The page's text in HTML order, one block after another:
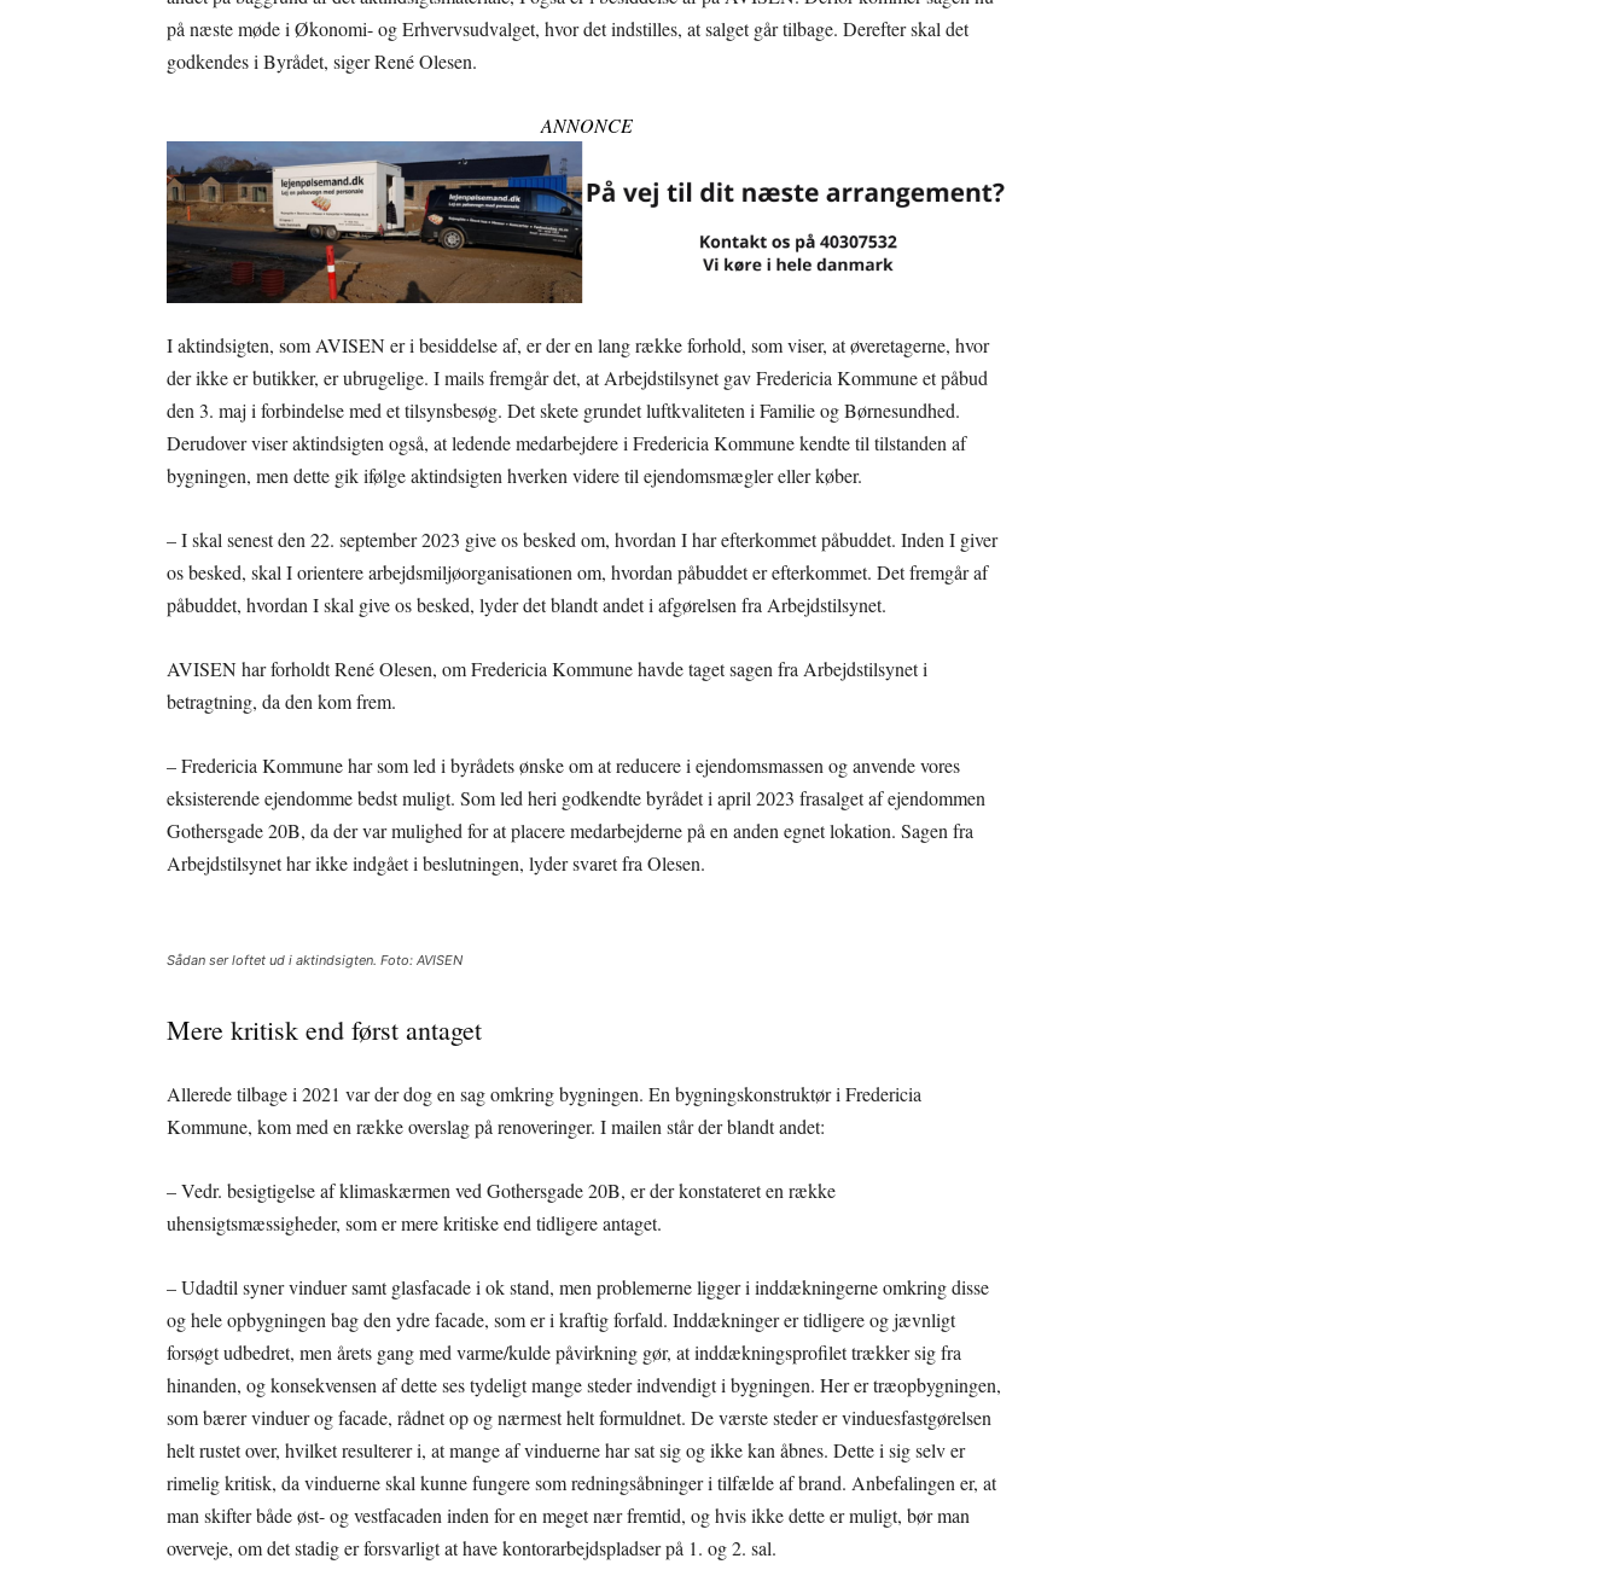
på næste møde i Økonomi- og Erhvervsudvalget, hvor det indstilles, at salget går tilbage. Derefter skal det
godkendes i Byrådet, siger René Olesen.
ANNONCE
I aktindsigten, som AVISEN er i besiddelse af, er der en lang række forhold, som viser, at øveretagerne, hvor
der ikke er butikker, er ubrugelige. I mails fremgår det, at Arbejdstilsynet gav Fredericia Kommune et påbud
den 3. maj i forbindelse med et tilsynsbesøg. Det skete grundet luftkvaliteten i Familie og Børnesundhed.
Derudover viser aktindsigten også, at ledende medarbejdere i Fredericia Kommune kendte til tilstanden af
bygningen, men dette gik ifølge aktindsigten hverken videre til ejendomsmægler eller køber.
– I skal senest den 22. september 2023 give os besked om, hvordan I har efterkommet påbuddet. Inden I giver
os besked, skal I orientere arbejdsmiljøorganisationen om, hvordan påbuddet er efterkommet. Det fremgår af
påbuddet, hvordan I skal give os besked, lyder det blandt andet i afgørelsen fra Arbejdstilsynet.
AVISEN har forholdt René Olesen, om Fredericia Kommune havde taget sagen fra Arbejdstilsynet i
betragtning, da den kom frem.
– Fredericia Kommune har som led i byrådets ønske om at reducere i ejendomsmassen og anvende vores
eksisterende ejendomme bedst muligt. Som led heri godkendte byrådet i april 2023 frasalget af ejendommen
Gothersgade 20B, da der var mulighed for at placere medarbejderne på en anden egnet lokation. Sagen fra
Arbejdstilsynet har ikke indgået i beslutningen, lyder svaret fra Olesen.
Sådan ser loftet ud i aktindsigten. Foto: AVISEN
Mere kritisk end først antaget
Allerede tilbage i 2021 var der dog en sag omkring bygningen. En bygningskonstruktør i Fredericia
Kommune, kom med en række overslag på renoveringer. I mailen står der blandt andet:
– Vedr. besigtigelse af klimaskærmen ved Gothersgade 20B, er der konstateret en række
uhensigtsmæssigheder, som er mere kritiske end tidligere antaget.
– Udadtil syner vinduer samt glasfacade i ok stand, men problemerne ligger i inddækningerne omkring disse
og hele opbygningen bag den ydre facade, som er i kraftig forfald. Inddækninger er tidligere og jævnligt
forsøgt udbedret, men årets gang med varme/kulde påvirkning gør, at inddækningsprofilet trækker sig fra
hinanden, og konsekvensen af dette ses tydeligt mange steder indvendigt i bygningen. Her er træopbygningen,
som bærer vinduer og facade, rådnet op og nærmest helt formuldnet. De værste steder er vinduesfastgørelsen
helt rustet over, hvilket resulterer i, at mange af vinduerne har sat sig og ikke kan åbnes. Dette i sig selv er
rimelig kritisk, da vinduerne skal kunne fungere som redningsåbninger i tilfælde af brand. Anbefalingen er, at
man skifter både øst- og vestfacaden inden for en meget nær fremtid, og hvis ikke dette er muligt, bør man
overveje, om det stadig er forsvarligt at have kontorarbejdspladser på 1. og 2. sal.